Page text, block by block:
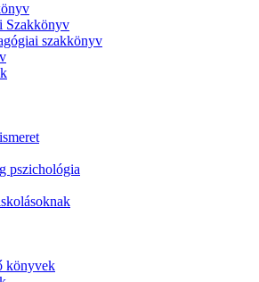
Szakkönyv
szakkönyv
pszichológia
könyvek